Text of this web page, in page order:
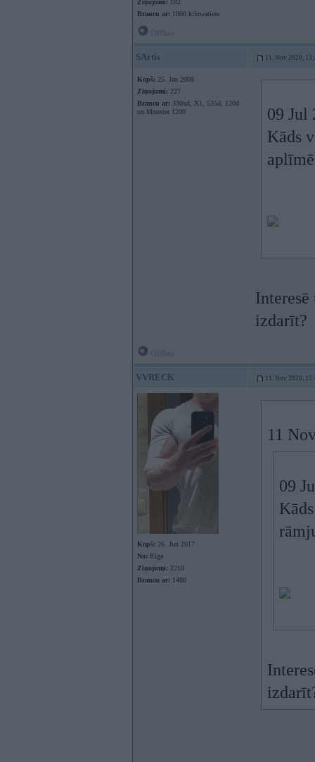
Ziņojumi: 182
Braucu ar: 1800 kilowatiem
SArtis 11. Nov 2020,
Kopš: 25. Jan 2008
Ziņojumi: 227
Braucu ar: 330xd, X1, 535d, 120d
un Monster 1200
09 Jul
Kāds
izdarīt?
VVRECK 11. Nov 2020,
Kopš: 26. Jun 2017
No: Rīga
Ziņojumi: 2210
Braucu ar: 1488
11
09